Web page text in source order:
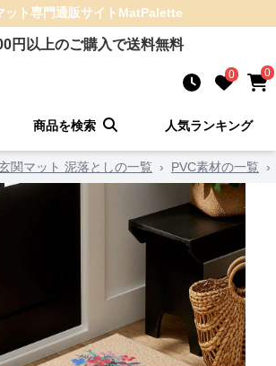
ット専門通販サイト MatPalette
円以上のご購入で送料無料
0 0
商品を検索 人気ランキング
関マット 泥落としの一覧 › PVC素材の一覧 ›